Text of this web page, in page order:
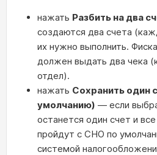
нажать Разбить на два
создаются два счета
их нужно выполнить.
должен выдать два чека
отдел).
нажать Сохранить один
умолчанию) — если
останется один счет и
пройдут с СНО по
системой